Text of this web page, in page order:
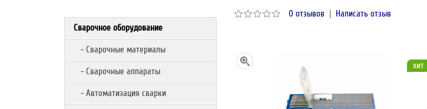
Сварочное оборудование
- Сварочные материалы
- Сварочные аппараты
- Автоматизация сварки
0 отзывов | Написать отзыв
хит